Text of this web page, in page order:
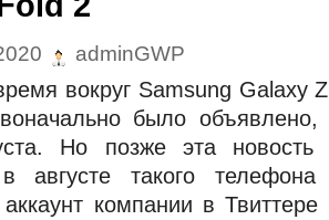
adminGWP
вокруг Samsung Galaxy
было
Но позже эта новость
августе такого
компании в Твиттере